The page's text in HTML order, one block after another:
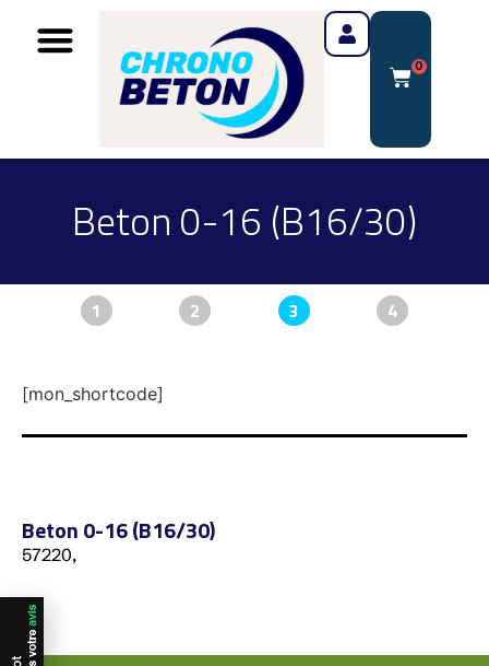
0
Beton 0-16 (B16/30)
1 2 3 4
[mon_shortcode]
Beton 0-16 (B16/30)
57220,